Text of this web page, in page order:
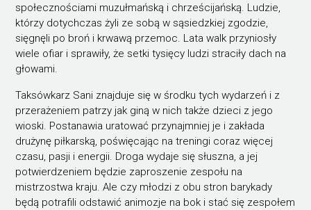
społecznościami muzułmańską i chrześcijańską. Ludzie,
którzy dotychczas żyli ze sobą w sąsiedzkiej zgodzie,
sięgnęli po broń i krwawą przemoc. Lata walk przyniosły
wiele ofiar i sprawiły, że setki tysięcy ludzi straciły dach na
głowami.
Taksówkarz Sani znajduje się w środku tych wydarzeń i z
przerażeniem patrzy jak giną w nich także dzieci z jego
wioski. Postanawia uratować przynajmniej je i zakłada
drużynę piłkarską, poświęcając na treningi coraz więcej
czasu, pasji i energii. Droga wydaje się słuszna, a jej
potwierdzeniem będzie zaproszenie zespołu na
mistrzostwa kraju. Ale czy młodzi z obu stron barykady
będą potrafili odstawić animozje na bok i stać się zespołem